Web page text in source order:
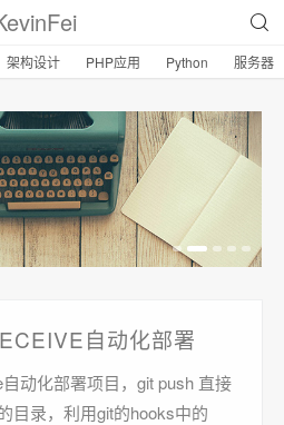
架构设计 PHP应用 Python 服务器
自动化部署
动化部署项目，git push 直接
目录，利用git的hooks中的